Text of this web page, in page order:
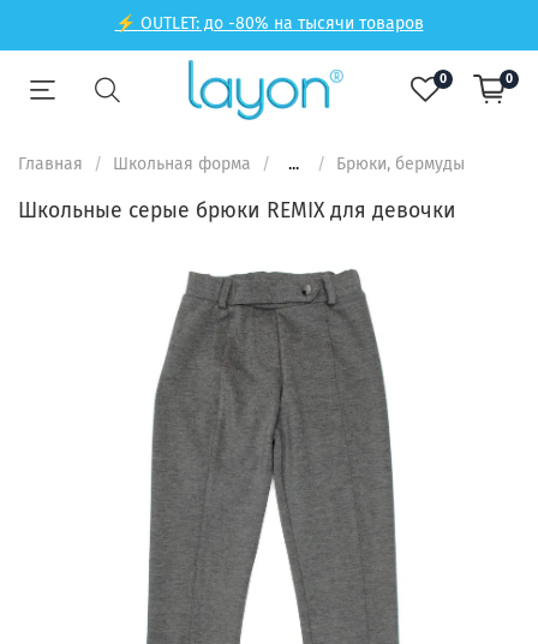
⚡ OUTLET: до -80% на тысячи товаров
0 0
Главная Школьная форма ... Брюки, бермуды
Школьные серые брюки REMIX для девочки